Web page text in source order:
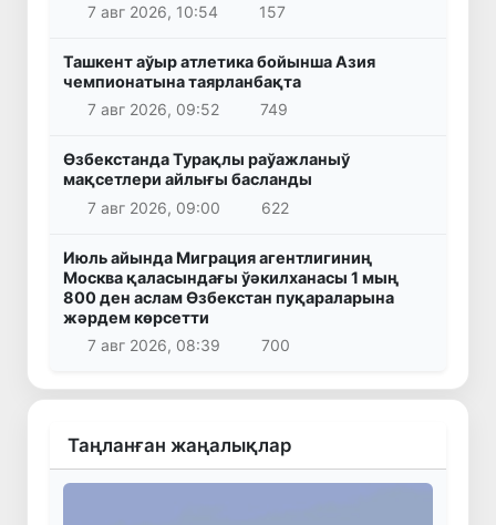
7 авг 2026, 10:54
157
Ташкент аўыр атлетика бойынша Азия
чемпионатына таярланбақта
7 авг 2026, 09:52
749
Өзбекстанда Турақлы раўажланыў
мақсетлери айлығы басланды
7 авг 2026, 09:00
622
Июль айында Миграция агентлигиниң
Москва қаласындағы ўәкилханасы 1 мың
800 ден аслам Өзбекстан пуқараларына
жәрдем көрсетти
7 авг 2026, 08:39
700
Таңланған жаңалықлар